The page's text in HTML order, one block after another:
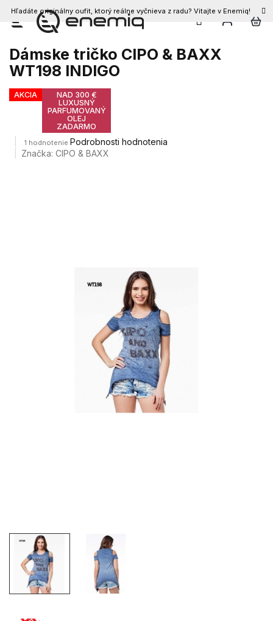
Prejsť
obsah
Hľadáte originálny oufit, ktorý reálne vyčnieva z radu? Vitajte v Enemiq!
Dámske tričko CIPO & BAXX
WT198 INDIGO
AKCIA
NAD 300 €
LUXUSNÝ
PARFUMOVANÝ
OLEJ
ZADARMO
Priemerné
hodnotenie
1 hodnotenie Podrobnosti hodnotenia
Značka:CIPO & BAXX